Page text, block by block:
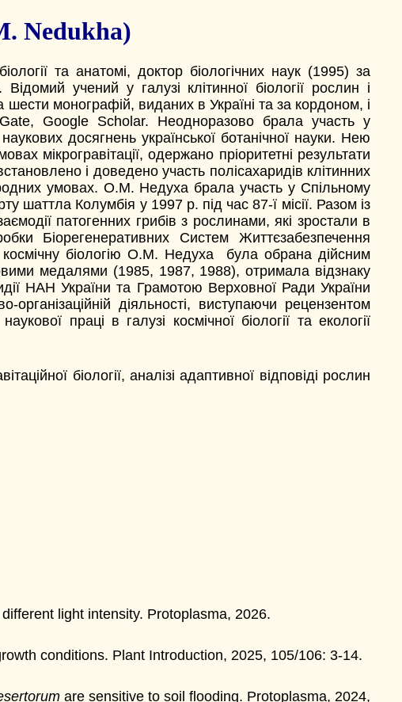
Nedukha)
та анатомі, доктор біологічних наук (1995) за
учений у галузі клітинної біології рослин і
шести монографій, виданих в Україні та за кордоном, і
Google Scholar. Неодноразово брала участь у
досягнень української ботанічної науки. Нею
мікрогравітації, одержано пріоритетні результати
і доведено участь полісахаридів клітинних
умовах. О.М. Недуха брала участь у Спільному
шаттла Колумбія у 1997 р. під час 87-ї місії. Разом із
патогенних грибів з рослинами, які зростали в
Біорегенеративних Систем Життєзабезпечення
біологію О.М. Недуха була обрана дійсним
медалями (1985, 1987, 1988), отримала відзнаку
НАН України та Грамотою Верховної Ради України
діяльності, виступаючи рецензентом
праці в галузі космічної біології та екології
біології, аналізі адаптивної відповіді рослин
light intensity. Protoplasma, 2026.
conditions. Plant Introduction, 2025, 105/106: 3-14.
are sensitive to soil flooding. Protoplasma, 2024,